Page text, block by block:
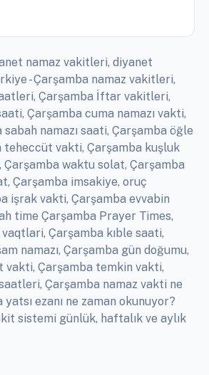
namaz vakitleri, diyanet
- Çarşamba namaz vakitleri,
Çarşamba İftar vakitleri,
Çarşamba cuma namazı vakti,
namazı saati, Çarşamba öğle
teheccüt vakti, Çarşamba kuşluk
Çarşamba waktu solat, Çarşamba
Çarşamba imsakiye, oruç
işrak vakti, Çarşamba evvabin
time Çarşamba Prayer Times,
Çarşamba kıble saati,
namazı, Çarşamba gün doğumu,
vakti, Çarşamba temkin vakti,
Çarşamba namaz vakti ne
ezanı ne zaman okunuyor?
sistemi günlük, haftalık ve aylık